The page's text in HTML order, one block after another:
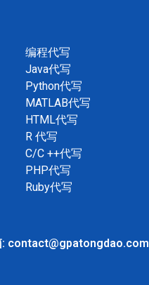
编程代写
Java代写
Python代写
MATLAB代写
HTML代写
R 代写
C/C ++代写
PHP代写
Ruby代写
: contact@gpatongdao.com